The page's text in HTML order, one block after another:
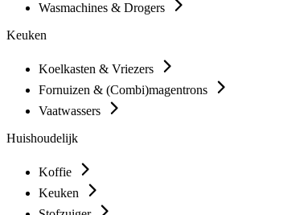
Wasmachines & Drogers
Keuken
Koelkasten & Vriezers
Fornuizen & (Combi)magentrons
Vaatwassers
Huishoudelijk
Koffie
Keuken